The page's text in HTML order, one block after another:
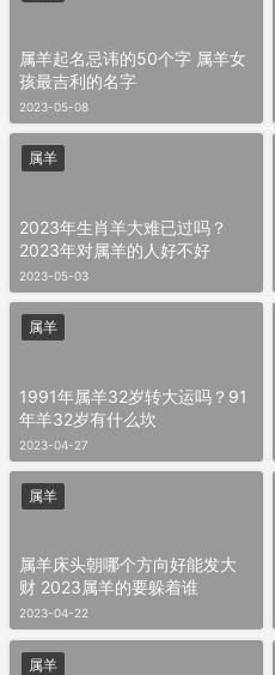
属羊起名忌讳的50个字 属羊女
孩最吉利的名字
2023-05-08
2023年生肖羊大难已过吗？
2023年对属羊的人好不好
2023-05-03
属羊
1991年属羊32岁转大运吗？91
年羊32岁有什么坎
2023-04-27
属羊
属羊床头朝哪个方向好能发大
财 2023属羊的要躲着谁
2023-04-22
属羊
属羊